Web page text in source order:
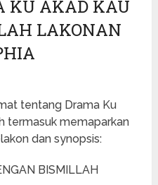
KU AKAD KAU
LAKONAN
tentang Drama Ku
termasuk memaparkan
dan synopsis:
BISMILLAH